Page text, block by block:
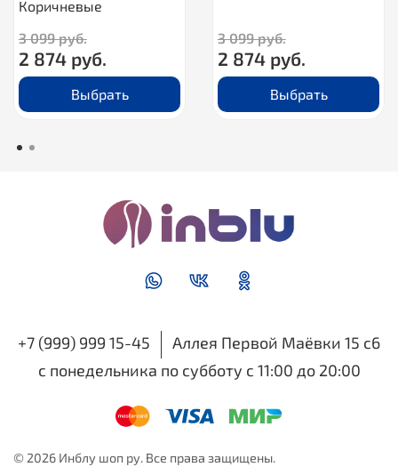
Коричневые
3 099 руб.
2 874 руб.
Выбрать
3 099 руб.
2 874 руб.
Выбрать
+7 (999) 999 15-45
Аллея Первой Маёвки 15 с6
с понедельника по субботу с 11:00 до 20:00
© 2026 Инблу шоп ру. Все права защищены.